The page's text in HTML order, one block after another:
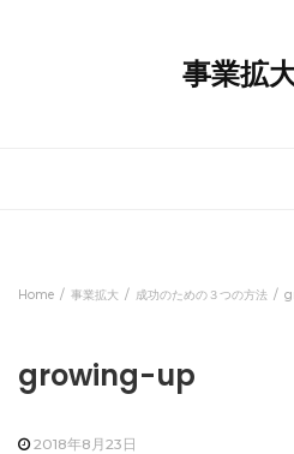
事業拡
Home 事業拡大 成功のための３つの方法
growing-up
2018年8月23日